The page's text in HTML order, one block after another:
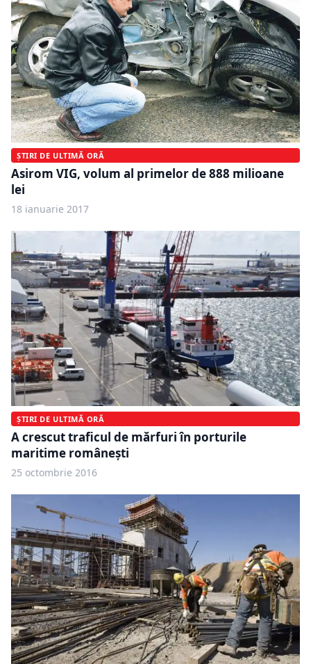
ȘTIRI DE ULTIMĂ ORĂ
Asirom VIG, volum al primelor de 888 milioane
lei
18 ianuarie 2017
ȘTIRI DE ULTIMĂ ORĂ
A crescut traficul de mărfuri în porturile
maritime româneşti
25 octombrie 2016